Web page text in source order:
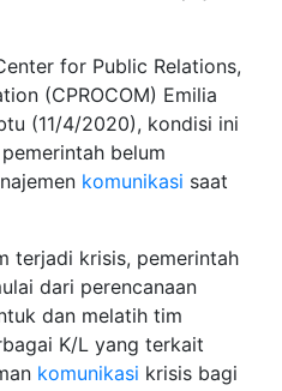
for Public Relations,
(CPROCOM) Emilia
(11/4/2020), kondisi ini
belum
komunikasi saat
terjadi krisis, pemerintah
dari perencanaan
dan melatih tim
K/L yang terkait
komunikasi krisis bagi